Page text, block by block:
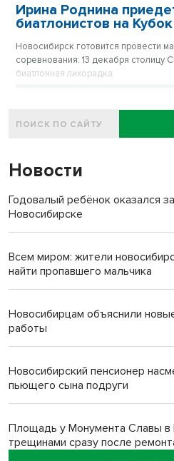
Ирина Роднина
биатлонистов на
Новосибирск готовится провести
соревнования: 13 декабря столицу
биатлонная лихорадка.
Новости
Годовалый ребёнок оказался
Новосибирске
Всем миром: жители
найти пропавшего мальчика
Новосибирцам объяснили
работы
Новосибирский пенсионер
пьющего сына подруги
Площадь у Монумента Славы в
трещинами сразу после